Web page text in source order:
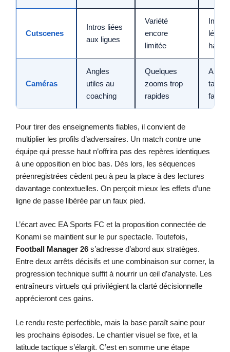
Cutscenes
Intros liées
aux ligues
Variété
encore
limitée
Caméras
Angles
utiles au
coaching
Quelques
zooms trop
rapides
Pour tirer des enseignements fiables, il convient de
multiplier les profils d’adversaires. Un match contre une
équipe qui presse haut n’offrira pas des repères identiques
à une opposition en bloc bas. Dès lors, les séquences
préenregistrées cèdent peu à peu la place à des lectures
davantage contextuelles. On perçoit mieux les effets d’une
ligne de passe libérée par un faux pied.
L’écart avec EA Sports FC et la proposition connectée de
Konami se maintient sur le pur spectacle. Toutefois,
Football Manager 26 s’adresse d’abord aux stratèges.
Entre deux arrêts décisifs et une combinaison sur corner, la
progression technique suffit à nourrir un œil d’analyste. Les
entraîneurs virtuels qui privilégient la clarté décisionnelle
apprécieront ces gains.
Le rendu reste perfectible, mais la base paraît saine pour
les prochains épisodes. Le chantier visuel se fixe, et la
latitude tactique s’élargit. C’est en somme une étape